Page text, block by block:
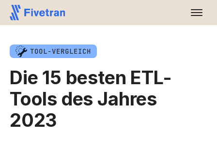
TOOL-VERGLEICH
Die 15 besten ETL-
Tools des Jahres
2023